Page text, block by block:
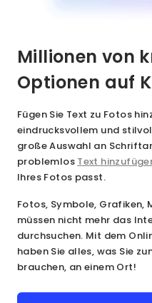
Millionen von
Optionen auf
Fügen Sie Text zu Fotos
eindrucksvollem und
große Auswahl an
problemlos Text
Ihres Fotos passt.
Fotos, Symbole, Grafiken,
müssen nicht mehr das
durchsuchen. Mit dem
haben Sie alles, was Sie
brauchen, an einem Ort!